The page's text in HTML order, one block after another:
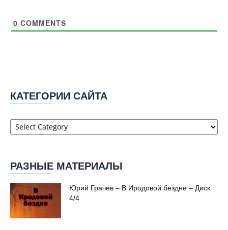
0 COMMENTS
КАТЕГОРИИ САЙТА
Категории
сайта
РАЗНЫЕ МАТЕРИАЛЫ
Юрий Грачёв – В Иродовой бездне – Диск
4/4